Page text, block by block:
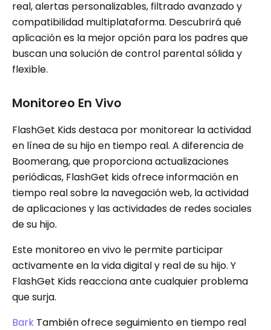
real, alertas personalizables, filtrado avanzado y
compatibilidad multiplataforma. Descubrirá qué
aplicación es la mejor opción para los padres que
buscan una solución de control parental sólida y
flexible.
Monitoreo En Vivo
FlashGet Kids destaca por monitorear la actividad
en línea de su hijo en tiempo real. A diferencia de
Boomerang, que proporciona actualizaciones
periódicas, FlashGet kids ofrece información en
tiempo real sobre la navegación web, la actividad
de aplicaciones y las actividades de redes sociales
de su hijo.
Este monitoreo en vivo le permite participar
activamente en la vida digital y real de su hijo. Y
FlashGet Kids reacciona ante cualquier problema
que surja.
Bark También ofrece seguimiento en tiempo real